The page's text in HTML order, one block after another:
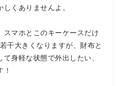
くありませんよ。
スマホとこのキーケースだけ
干大きくなりますが、財布と
身軽な状態で外出したい、